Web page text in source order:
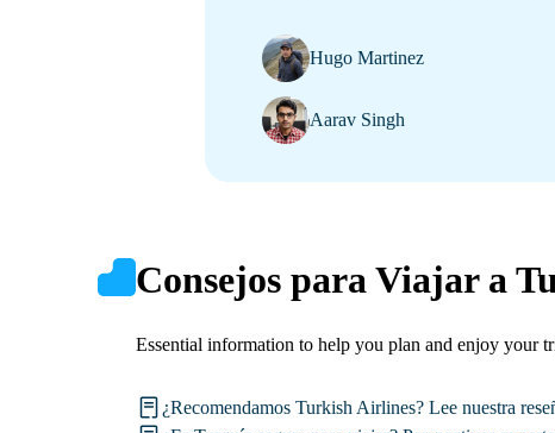
Hugo Martinez
Aarav Singh
Consejos para Viajar a
Essential information to help you plan and enjoy your
¿Recomendamos Turkish Airlines? Lee nuestra